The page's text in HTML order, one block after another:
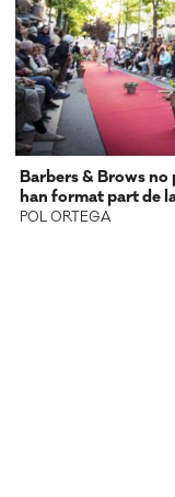
Barbers & Brows no
han format part de
POL ORTEGA